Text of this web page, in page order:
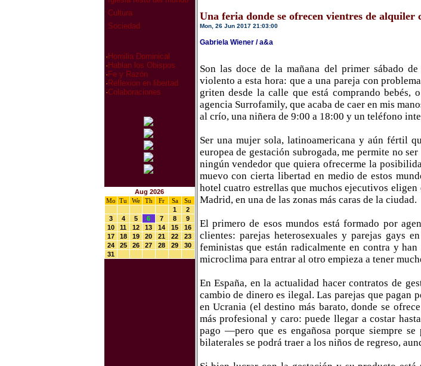
Cultura
Sociedad
· Homilia Dominical
· Hablan los Obispos
· Fe y Razón
· Reflexion en libertad
·Colaboraciones
Aug 2026
Mo Tu We Th Fr Sa
Su
1
2
3
4 5 6 7 8
9
10
11 12 13 14 15
16
17
18 19 20 21 22
23
24
25 26 27 28 29
30
31
Una feria donde se ofrecen vientres de alquiler
Mon, 26 Jun 2017 21:03:00
Gabriela Wiener / a&a
Son las doce de la mañana del primer sábado
violento a esta hora: que a una pareja con
griten desde la calle que está comprando
agencia Surrofamily, que acaba de caer en mis
al crío, una niñera de 9:00 a 18:00 y un teléfono
Ser una mujer sola, latinoamericana y aún fértil
europea de gestación subrogada, me permite no
ningún vendedor que quiera ofrecerme la
muevo con cierta libertad en medio de estos
hotel cuatro estrellas que muchos ejecutivos
Madrid, en una de las zonas más caras de la ciudad.
El primero de esos mundos está formado por
clientes: parejas heterosexuales y parejas gays
feministas que están radicalmente en contra y
microclima para entrar al otro empieza a tener
En España, en la actualidad hacer contratos de
cambio de dinero es ilegal. Las parejas que pagan
en Ucrania (el destino más barato, donde se
más profesional y caro: puede llegar a costar
pago —pero que es engañosa porque siempre
bilaterales se podrá traer a los niños de regreso,